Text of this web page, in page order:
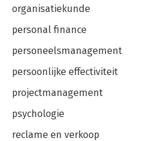
organisatiekunde
personal finance
personeelsmanagement
persoonlijke effectiviteit
projectmanagement
psychologie
reclame en verkoop